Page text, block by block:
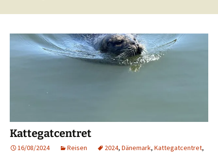
Kattegatcentret
16/08/2024 Reisen 2024, Dänemark, Kattegatcentret,